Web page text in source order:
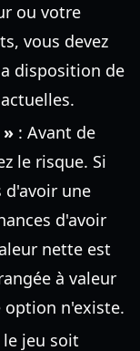
ou votre
vous devez
disposition de
: Avant de
le risque. Si
d'avoir une
d'avoir
nette est
à valeur
option n'existe.
jeu soit